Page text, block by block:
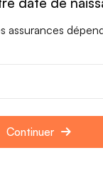
assurances
Continuer